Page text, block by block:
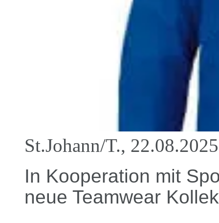
St.Johann/T.,
In Kooperation mit
neue Teamwear